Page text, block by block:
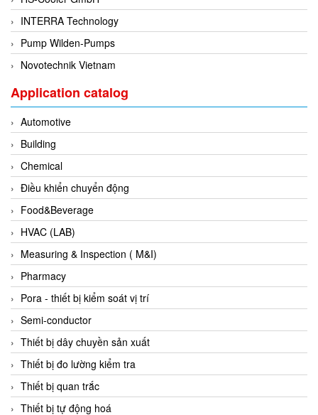
EPE Process Filters & Accumulators
Epro/Emerson
ERE WIRELESS
Erhardt-Leimer
Erhardt-Leimer
ERICHSEN
Erinda/Delta
ESA Automation Vietnam
Esa Pyronics
Euchner
EUCHNER GmbH + Co. KG VietNam
Eurotherm Vietnam
Eurovent
Evoqua
EXAIR
Exergen
Exide Technologies Vietnam
EXOR
INTERRA Technology
Pump Wilden-Pumps
Novotechnik Vietnam
Application catalog
Automotive
Building
Chemical
Điều khiển chuyển động
Food&Beverage
HVAC (LAB)
Measuring & Inspection ( M&I)
Pharmacy
Pora - thiết bị kiểm soát vị trí
Semi-conductor
Thiết bị dây chuyền sản xuất
Thiết bị đo lường kiểm tra
Thiết bị quan trắc
Thiết bị tự động hoá